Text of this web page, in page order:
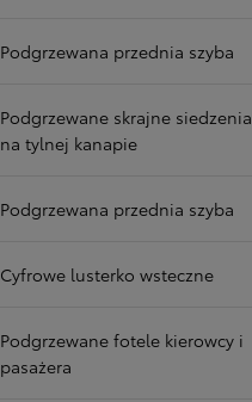
Podgrzewana przednia szyba
Podgrzewane skrajne siedzenia
na tylnej kanapie
Podgrzewana przednia szyba
Cyfrowe lusterko wsteczne
Podgrzewane fotele kierowcy i
pasażera